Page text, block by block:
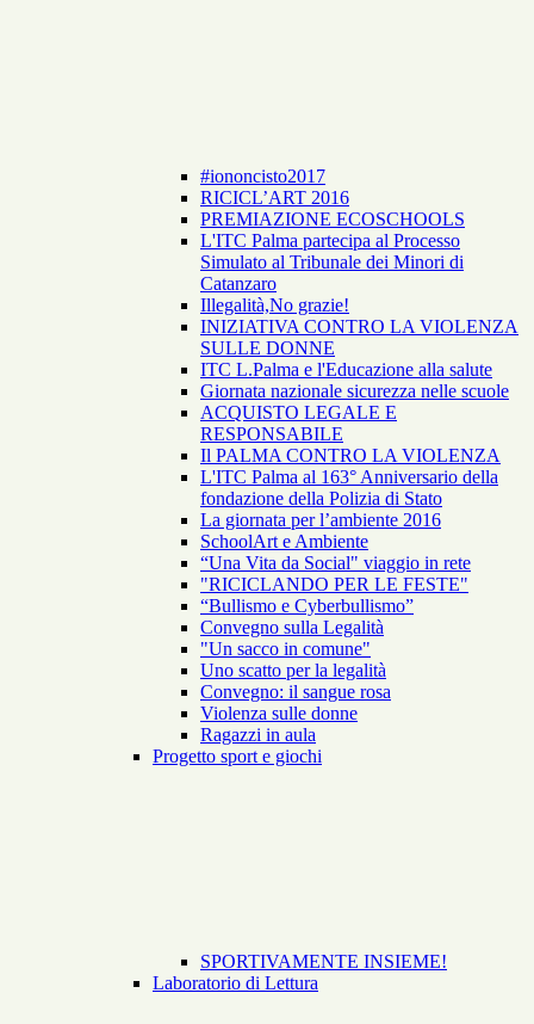
#iononcisto2017
RICICL’ART 2016
PREMIAZIONE ECOSCHOOLS
L'ITC Palma partecipa al Processo
Simulato al Tribunale dei Minori di
Catanzaro
Illegalità,No grazie!
INIZIATIVA CONTRO LA VIOLENZA
SULLE DONNE
ITC L.Palma e l'Educazione alla salute
Giornata nazionale sicurezza nelle scuole
ACQUISTO LEGALE E
RESPONSABILE
Il PALMA CONTRO LA VIOLENZA
L'ITC Palma al 163° Anniversario della
fondazione della Polizia di Stato
La giornata per l’ambiente 2016
SchoolArt e Ambiente
“Una Vita da Social" viaggio in rete
"RICICLANDO PER LE FESTE"
“Bullismo e Cyberbullismo”
Convegno sulla Legalità
"Un sacco in comune"
Uno scatto per la legalità
Convegno: il sangue rosa
Violenza sulle donne
Ragazzi in aula
Progetto sport e giochi
SPORTIVAMENTE INSIEME!
Laboratorio di Lettura